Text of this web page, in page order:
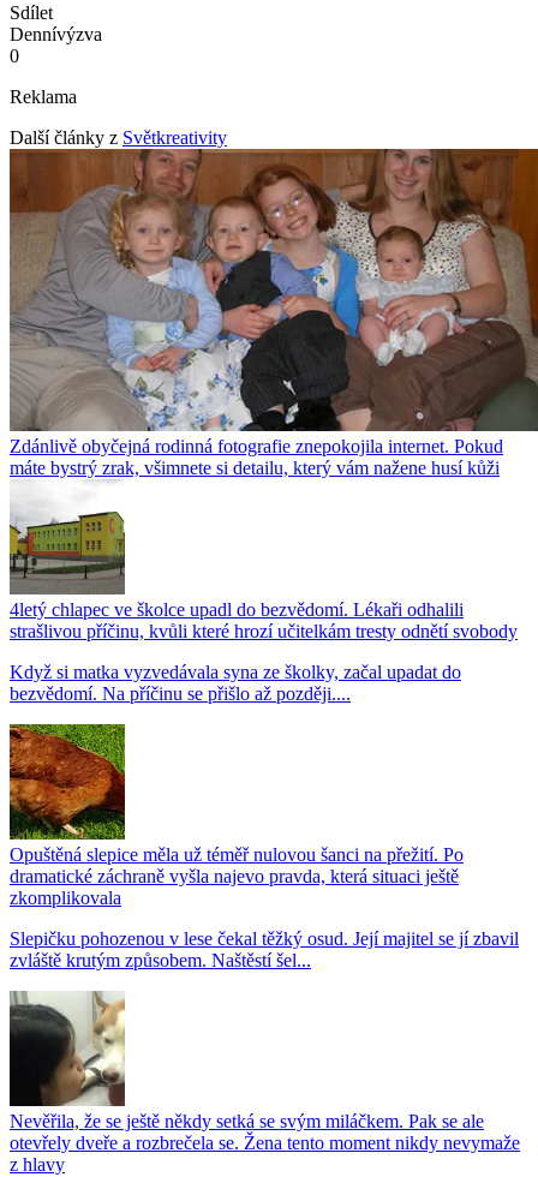
Sdílet
Dennívýzva
0
Reklama
Další články z Světkreativity
Zdánlivě obyčejná rodinná fotografie znepokojila internet. Pokud
máte bystrý zrak, všimnete si detailu, který vám nažene husí kůži
4letý chlapec ve školce upadl do bezvědomí. Lékaři odhalili
strašlivou příčinu, kvůli které hrozí učitelkám tresty odnětí svobody
Když si matka vyzvedávala syna ze školky, začal upadat do
bezvědomí. Na příčinu se přišlo až později....
Opuštěná slepice měla už téměř nulovou šanci na přežití. Po
dramatické záchraně vyšla najevo pravda, která situaci ještě
zkomplikovala
Slepičku pohozenou v lese čekal těžký osud. Její majitel se jí zbavil
zvláště krutým způsobem. Naštěstí šel...
Nevěřila, že se ještě někdy setká se svým miláčkem. Pak se ale
otevřely dveře a rozbrečela se. Žena tento moment nikdy nevymaže
z hlavy